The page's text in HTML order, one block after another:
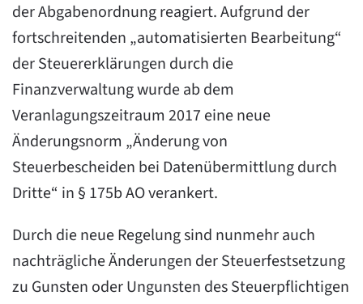
der Abgabenordnung reagiert. Aufgrund der
fortschreitenden „automatisierten Bearbeitung“
der Steuererklärungen durch die
Finanzverwaltung wurde ab dem
Veranlagungszeitraum 2017 eine neue
Änderungsnorm „Änderung von
Steuerbescheiden bei Datenübermittlung durch
Dritte“ in § 175b AO verankert.
Durch die neue Regelung sind nunmehr auch
nachträgliche Änderungen der Steuerfestsetzung
zu Gunsten oder Ungunsten des Steuerpflichtigen